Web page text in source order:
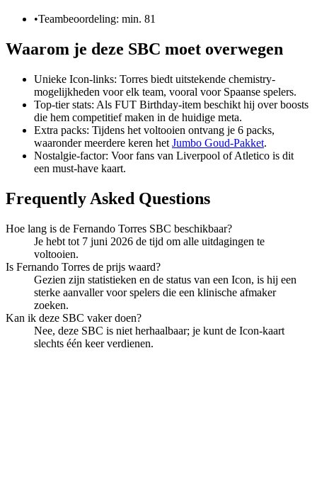
•Teambeoordeling: min. 81
Waarom je deze SBC moet overwegen
Unieke Icon-links: Torres biedt uitstekende chemistry-
mogelijkheden voor elk team, vooral voor Spaanse spelers.
Top-tier stats: Als FUT Birthday-item beschikt hij over boosts
die hem competitief maken in de huidige meta.
Extra packs: Tijdens het voltooien ontvang je 6 packs,
waaronder meerdere keren het Jumbo Goud-Pakket.
Nostalgie-factor: Voor fans van Liverpool of Atletico is dit
een must-have kaart.
Frequently Asked Questions
Hoe lang is de Fernando Torres SBC beschikbaar?
Je hebt tot 7 juni 2026 de tijd om alle uitdagingen te
voltooien.
Is Fernando Torres de prijs waard?
Gezien zijn statistieken en de status van een Icon, is hij een
sterke aanvaller voor spelers die een klinische afmaker
zoeken.
Kan ik deze SBC vaker doen?
Nee, deze SBC is niet herhaalbaar; je kunt de Icon-kaart
slechts één keer verdienen.